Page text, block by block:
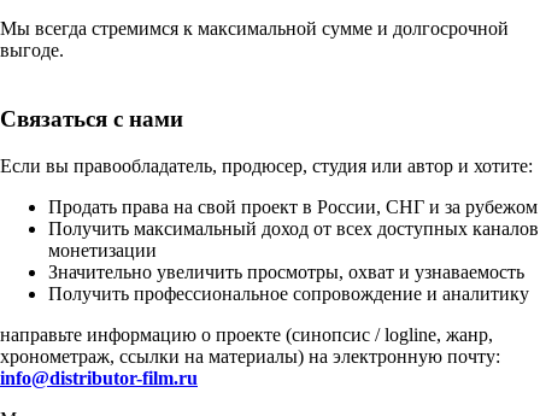
Мы всегда стремимся к максимальной сумме и долгосрочной
выгоде.
Связаться с нами
Если вы правообладатель, продюсер, студия или автор и хотите:
Продать права на свой проект в России, СНГ и за рубежом
Получить максимальный доход от всех доступных каналов
монетизации
Значительно увеличить просмотры, охват и узнаваемость
Получить профессиональное сопровождение и аналитику
направьте информацию о проекте (синопсис / logline, жанр,
хронометраж, ссылки на материалы) на электронную почту:
info@distributor-film.ru